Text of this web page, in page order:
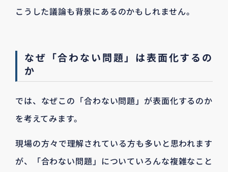
こうした議論も背景にあるのかもしれません。
なぜ「合わない問題」は表面化するの
か
では、なぜこの「合わない問題」が表面化するのか
を考えてみます。
現場の方々で理解されている方も多いと思われます
が、「合わない問題」についていろんな複雑なこと